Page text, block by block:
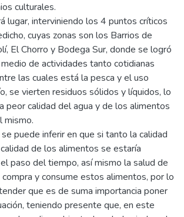
culturales.
lugar, interviniendo los 4 puntos críticos
cuyas zonas son los Barrios de
El Chorro y Bodega Sur, donde se logró
de actividades tanto cotidianas
las cuales está la pesca y el uso
se vierten residuos sólidos y líquidos, lo
peor calidad del agua y de los alimentos
mismo.
puede inferir en que si tanto la calidad
de los alimentos se estaría
paso del tiempo, así mismo la salud de
y consume estos alimentos, por lo
que es de suma importancia poner
teniendo presente que, en este